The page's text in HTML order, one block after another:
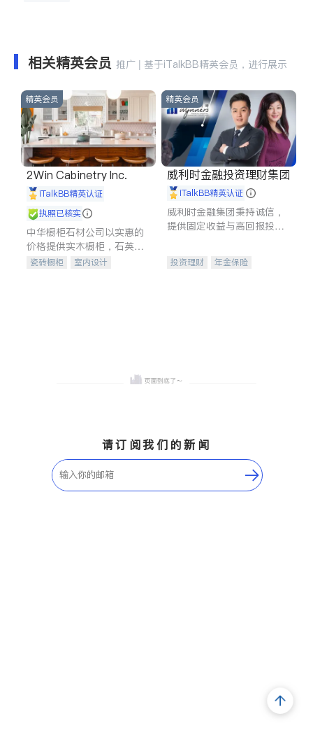
相关精英会员 推广 | 基于iTalkBB精英会员，进行展示
精英会员
2Win Cabinetry Inc.
iTalkBB精英认证
执照已核实
中华橱柜石材公司以实惠的
价格提供实木橱柜，石英石
台面，多种优质不锈钢水
瓷砖橱柜
室内设计
精英会员
威利时金融投资理财集团
iTalkBB精英认证
威利时金融集团秉持诚信，
提供固定收益与高回报投资
合，助力客户实现目标
投资理财
年金保险
请订阅我们的新闻